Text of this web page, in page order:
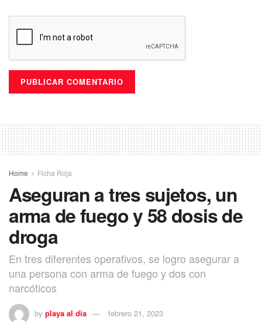
Home Ficha Roja
Aseguran a tres sujetos, un
arma de fuego y 58 dosis de
droga
En tres diferentes operativos, se logro asegurar a
una persona con arma de fuego y dos con
narcóticos
by playa al dia febrero 21, 2023